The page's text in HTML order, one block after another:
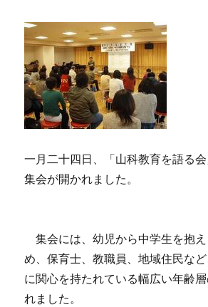
一月二十四日、「山科教育を語る
集会が開かれました。
集会には、幼児から中学生を抱
め、保育士、教職員、地域住民な
に関心を持たれている幅広い年齢
れました。